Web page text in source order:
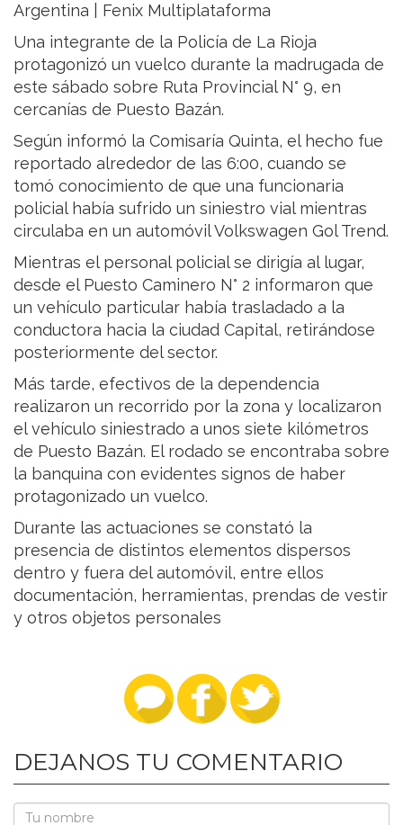
Argentina | Fenix Multiplataforma
Una integrante de la Policía de La Rioja
protagonizó un vuelco durante la madrugada de
este sábado sobre Ruta Provincial N° 9, en
cercanías de Puesto Bazán.
Según informó la Comisaría Quinta, el hecho fue
reportado alrededor de las 6:00, cuando se
tomó conocimiento de que una funcionaria
policial había sufrido un siniestro vial mientras
circulaba en un automóvil Volkswagen Gol Trend.
Mientras el personal policial se dirigía al lugar,
desde el Puesto Caminero N° 2 informaron que
un vehículo particular había trasladado a la
conductora hacia la ciudad Capital, retirándose
posteriormente del sector.
Más tarde, efectivos de la dependencia
realizaron un recorrido por la zona y localizaron
el vehículo siniestrado a unos siete kilómetros
de Puesto Bazán. El rodado se encontraba sobre
la banquina con evidentes signos de haber
protagonizado un vuelco.
Durante las actuaciones se constató la
presencia de distintos elementos dispersos
dentro y fuera del automóvil, entre ellos
documentación, herramientas, prendas de vestir
y otros objetos personales
DEJANOS TU COMENTARIO